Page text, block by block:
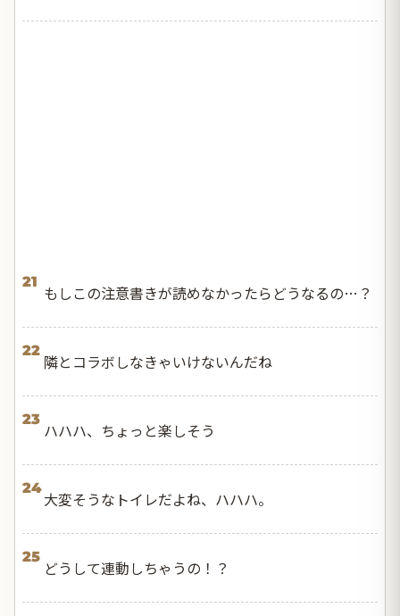
21
もしこの注意書きが読めなかったらどうなるの…？
22
隣とコラボしなきゃいけないんだね
23
ハハハ、ちょっと楽しそう
24
大変そうなトイレだよね、ハハハ。
25
どうして連動しちゃうの！？